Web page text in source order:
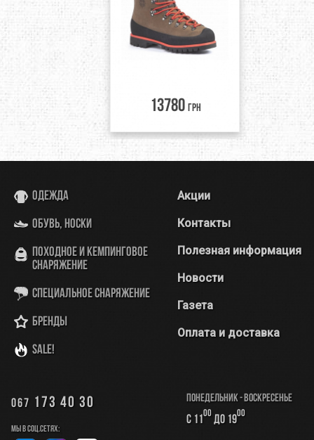
13780 грн
Одежда
Обувь, носки
Походное и кемпинговое
снаряжение
Специальное снаряжение
Бренды
SALE!
Акции
Контакты
Полезная информация
Новости
Газета
Оплата и доставка
067 173 40 30
Мы в соц.сетях:
Понедельник - Воскресенье
с 1100 до 1900